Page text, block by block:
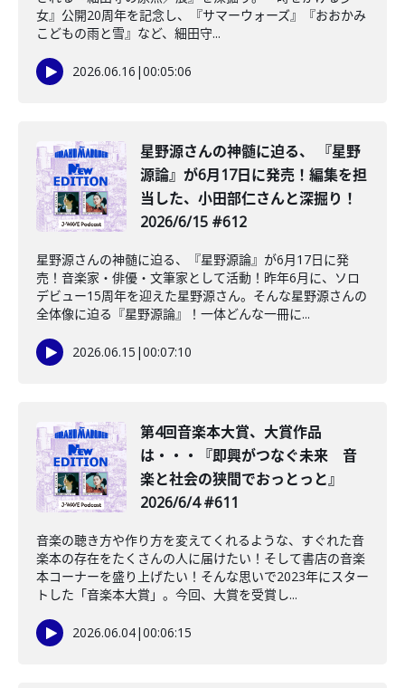
女』公開20周年を記念し、『サマーウォーズ』『おおかみ
こどもの雨と雪』など、細田守...
2026.06.16 |00:05:06
星野源さんの神髄に迫る、 『星野
源論』が6月17日に発売！編集を担
当した、小田部仁さんと深掘り！
2026/6/15 #612
星野源さんの神髄に迫る、『星野源論』が6月17日に発
売！音楽家・俳優・文筆家として活動！昨年6月に、ソロ
デビュー15周年を迎えた星野源さん。そんな星野源さんの
全体像に迫る『星野源論』！一体どんな一冊に...
2026.06.15 |00:07:10
第4回音楽本大賞、大賞作品
は・・・『即興がつなぐ未来 音
楽と社会の狭間でおっとっと』
2026/6/4 #611
音楽の聴き方や作り方を変えてくれるような、すぐれた音
楽本の存在をたくさんの人に届けたい！そして書店の音楽
本コーナーを盛り上げたい！そんな思いで2023年にスター
トした「音楽本大賞」。今回、大賞を受賞し...
2026.06.04|00:06:15